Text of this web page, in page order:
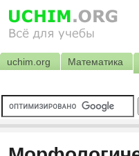
uchim.org Математика